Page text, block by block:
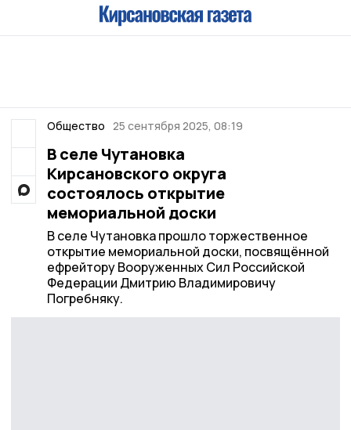
Общество 25 сентября 2025, 08:19
В селе Чутановка
Кирсановского округа
состоялось открытие
мемориальной доски
В селе Чутановка прошло торжественное
открытие мемориальной доски, посвящённой
ефрейтору Вооруженных Сил Российской
Федерации Дмитрию Владимировичу
Погребняку.